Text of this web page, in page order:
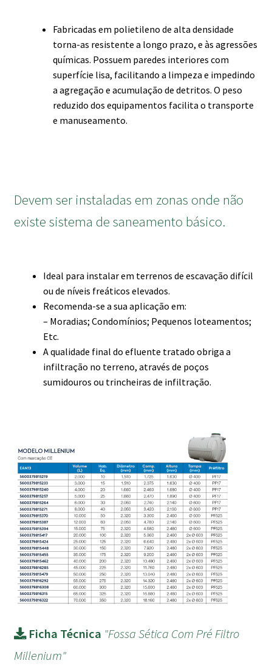
Fabricadas em polietileno de alta densidade
torna-as resistente a longo prazo, e às agressões
químicas. Possuem paredes interiores com
superfície lisa, facilitando a limpeza e impedindo
a agregação e acumulação de detritos. O peso
reduzido dos equipamentos facilita o transporte
e manuseamento.
Devem ser instaladas em zonas onde não
existe sistema de saneamento básico.
Ideal para instalar em terrenos de escavação difícil
ou de níveis freáticos elevados.
Recomenda-se a sua aplicação em:
– Moradias; Condomínios; Pequenos loteamentos;
Etc.
A qualidade final do efluente tratado obriga a
infiltração no terreno, através de poços
sumidouros ou trincheiras de infiltração.
Ficha Técnica "Fossa Sética Com Pré Filtro
Millenium"